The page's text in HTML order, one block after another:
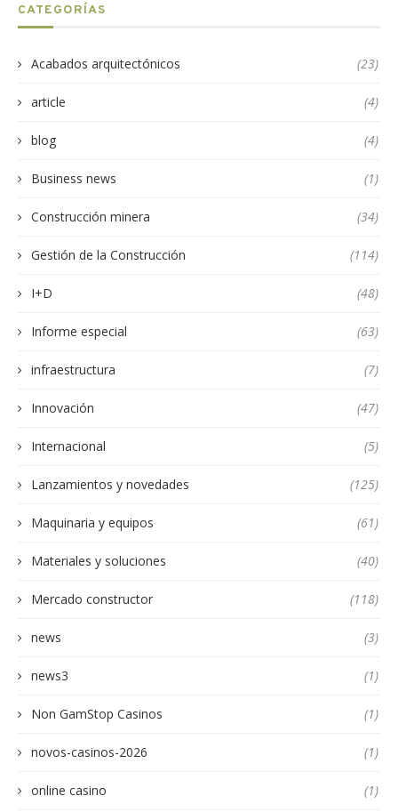
CATEGORÍAS
Acabados arquitectónicos (23)
article (4)
blog (4)
Business news (1)
Construcción minera (34)
Gestión de la Construcción (114)
I+D (48)
Informe especial (63)
infraestructura (7)
Innovación (47)
Internacional (5)
Lanzamientos y novedades (125)
Maquinaria y equipos (61)
Materiales y soluciones (40)
Mercado constructor (118)
news (3)
news3 (1)
Non GamStop Casinos (1)
novos-casinos-2026 (1)
online casino (1)